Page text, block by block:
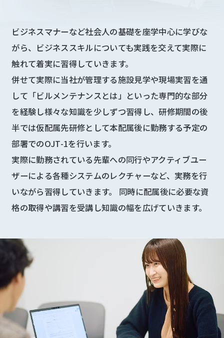
修・
育
成
制
度
よ
く
あ
る
質
問
卒
用
の
応
募
は
こ
ち
ら
ビジネスマナーなど社会人の基礎を座学中心に学びな
がら、ビジネススキルについても実践を交えて実際に
触れて着実に習得していきます。
併せて実際に当社が管理する施設見学や現場実習を通
して「ビルメンテナンスとは」といった専門的な部分
を経験し様々な知識を少しずつ習得し、研修期間の後
半では仮配属先研修として本配属後に勤務する予定の
部署でのOJT-1を行います。
実際に勤務されている先輩への同行やアクティブユー
ザーによる各種システムのレクチャーなど、実務を行
いながら習得していきます。 同時に配属後に必要な資
格の取得や講習を受講し知識の幅を広げていきます。